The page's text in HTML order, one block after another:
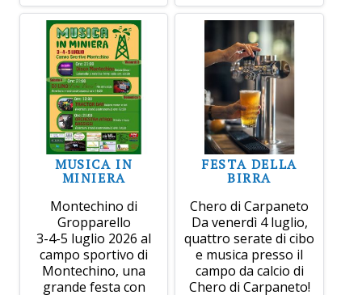
MUSICA IN
MINIERA
Montechino di
Gropparello
3-4-5 luglio 2026 al
campo sportivo di
Montechino, una
grande festa con
FESTA DELLA
BIRRA
Chero di Carpaneto
Da venerdì 4 luglio,
quattro serate di cibo
e musica presso il
campo da calcio di
Chero di Carpaneto!